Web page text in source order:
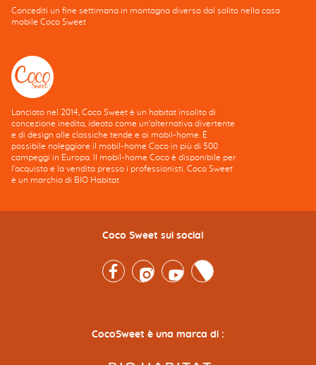
Concediti un fine settimana in montagna diverso dal solito nella casa
mobile Coco Sweet
Lanciato nel 2014, Coco Sweet è un habitat insolito di
concezione inedita, ideato come un'alternativa divertente
e di design alle classiche tende e ai mobil-home. È
possibile noleggiare il mobil-home Coco in più di 500
campeggi in Europa. Il mobil-home Coco è disponibile per
l'acquisto e la vendita presso i professionisti. Coco Sweet
è un marchio di BIO Habitat.
Coco Sweet sui social
FacebookInstagramYoutubeTwitter
CocoSweet è una marca di :